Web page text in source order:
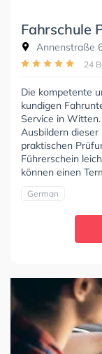
Fahrschule
Annenstraße
24
Die kompetente
kundigen
Service in
Ausbildern
praktischen
Führerschein
können einen
German